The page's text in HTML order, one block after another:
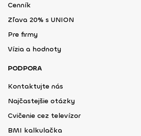
Cenník
Zľava 20% s UNION
Pre firmy
Vízia a hodnoty
PODPORA
Kontaktujte nás
Najčastejšie otázky
Cvičenie cez televízor
BMI kalkulačka